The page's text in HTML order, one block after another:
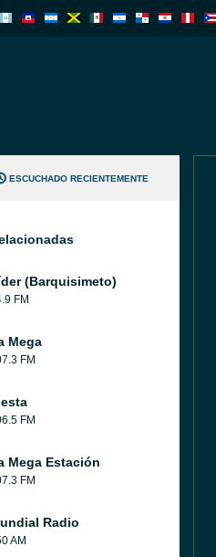
ESCUCHADO RECIENTEMENTE
(Barquisimeto)
FM
Mega
FM
FM
Mega Estación
FM
Radio
AM